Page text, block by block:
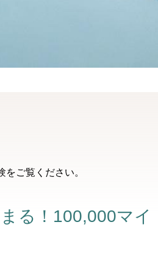
ご覧ください。
る！100,000マイ